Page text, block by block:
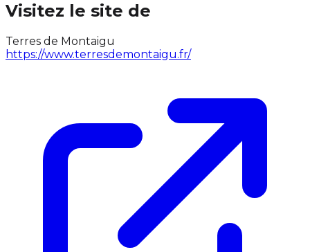
Visitez le site de
Terres de Montaigu
https://www.terresdemontaigu.fr/